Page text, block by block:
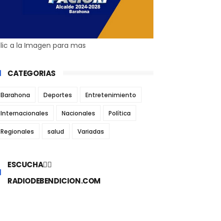
a la Imagen para mas
CATEGORIAS
Barahona Deportes Entretenimiento
Internacionales Nacionales Política
Regionales salud Variadas
ESCUCHA👉🏼
RADIODEBENDICION.COM